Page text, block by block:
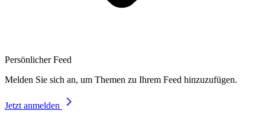
Persönlicher Feed
Melden Sie sich an, um Themen zu Ihrem Feed hinzuzufügen.
Jetzt anmelden